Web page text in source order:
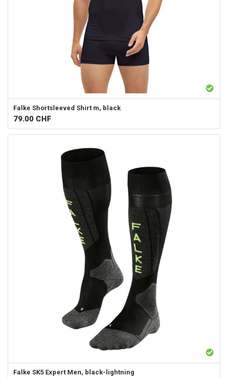
Falke Shortsleeved Shirt m, black
79.00 CHF
Falke SK5 Expert Men, black-lightning